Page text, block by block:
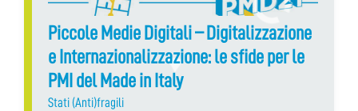
Piccole Medie Digitali – Digitalizzazione
e Internazionalizzazione: le sfide per le
PMI del Made in Italy
Stati (Anti)fragili